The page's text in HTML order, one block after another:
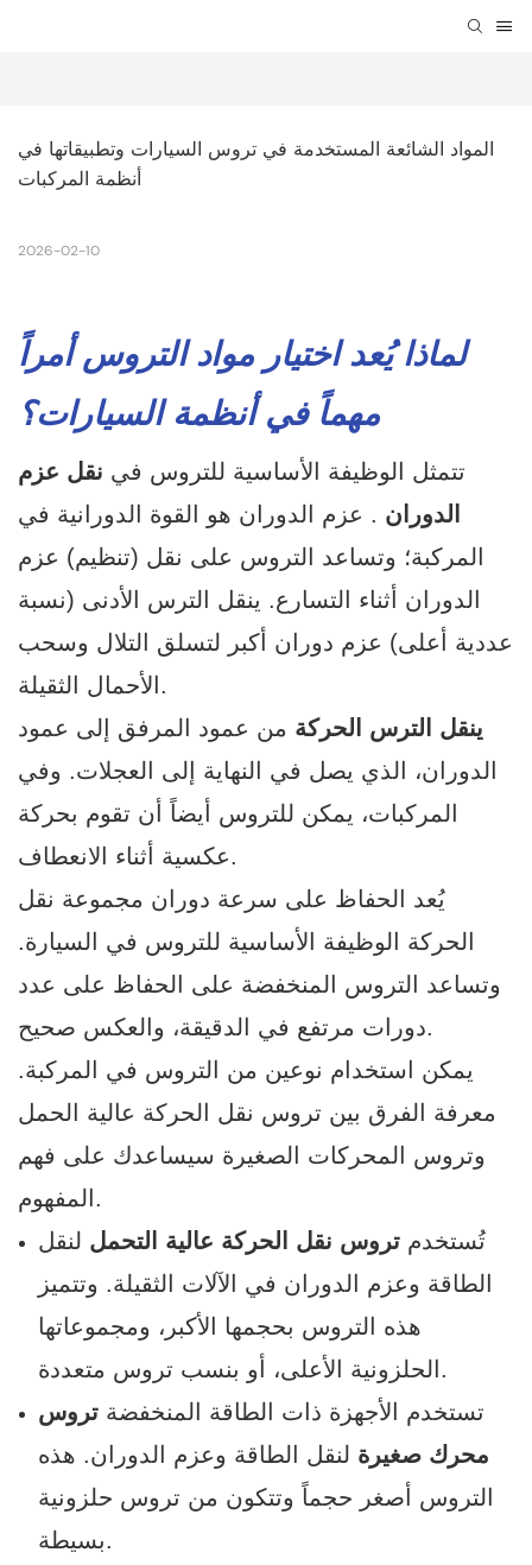
المواد الشائعة المستخدمة في تروس السيارات وتطبيقاتها في
أنظمة المركبات
2026-02-10
لماذا يُعد اختيار مواد التروس أمراً
مهماً في أنظمة السيارات؟
تتمثل الوظيفة الأساسية للتروس في نقل عزم
الدوران . عزم الدوران هو القوة الدورانية في
المركبة؛ وتساعد التروس على نقل (تنظيم) عزم
الدوران أثناء التسارع. ينقل الترس الأدنى (نسبة
عددية أعلى) عزم دوران أكبر لتسلق التلال وسحب
الأحمال الثقيلة.
ينقل الترس الحركة من عمود المرفق إلى عمود
الدوران، الذي يصل في النهاية إلى العجلات. وفي
المركبات، يمكن للتروس أيضاً أن تقوم بحركة
عكسية أثناء الانعطاف.
يُعد الحفاظ على سرعة دوران مجموعة نقل
الحركة الوظيفة الأساسية للتروس في السيارة.
وتساعد التروس المنخفضة على الحفاظ على عدد
دورات مرتفع في الدقيقة، والعكس صحيح.
يمكن استخدام نوعين من التروس في المركبة.
معرفة الفرق بين تروس نقل الحركة عالية الحمل
وتروس المحركات الصغيرة سيساعدك على فهم
المفهوم.
تُستخدمتروس نقل الحركة عالية التحمل لنقل
الطاقة وعزم الدوران في الآلات الثقيلة. وتتميز
هذه التروس بحجمها الأكبر، ومجموعاتها
الحلزونية الأعلى، أو بنسب تروس متعددة.
تستخدم الأجهزة ذات الطاقة المنخفضةتروس
محرك صغيرة لنقل الطاقة وعزم الدوران. هذه
التروس أصغر حجماً وتتكون من تروس حلزونية
بسيطة.